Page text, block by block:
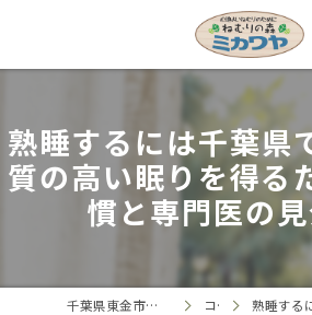
熟睡するには千葉県
質の高い眠りを得る
慣と専門医の
千葉県東金市の寝具ならねむりの森 ミカワヤ コラム 熟睡するには千葉県で実践